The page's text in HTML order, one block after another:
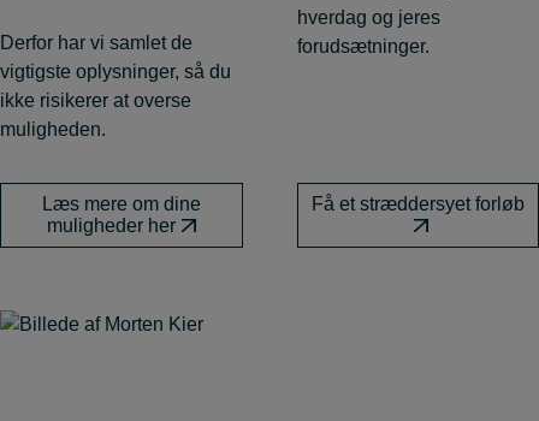
Derfor har vi samlet de
vigtigste oplysninger, så du
ikke risikerer at overse
muligheden.
Læs mere om dine
muligheder her
hverdag og jeres
forudsætninger.
Få et stræddersyet forløb